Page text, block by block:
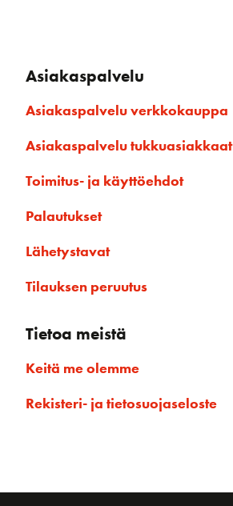
Asiakaspalvelu
Asiakaspalvelu verkkokauppa
Asiakaspalvelu tukkuasiakkaat
Toimitus- ja käyttöehdot
Palautukset
Lähetystavat
Tilauksen peruutus
Tietoa meistä
Keitä me olemme
Rekisteri- ja tietosuojaseloste